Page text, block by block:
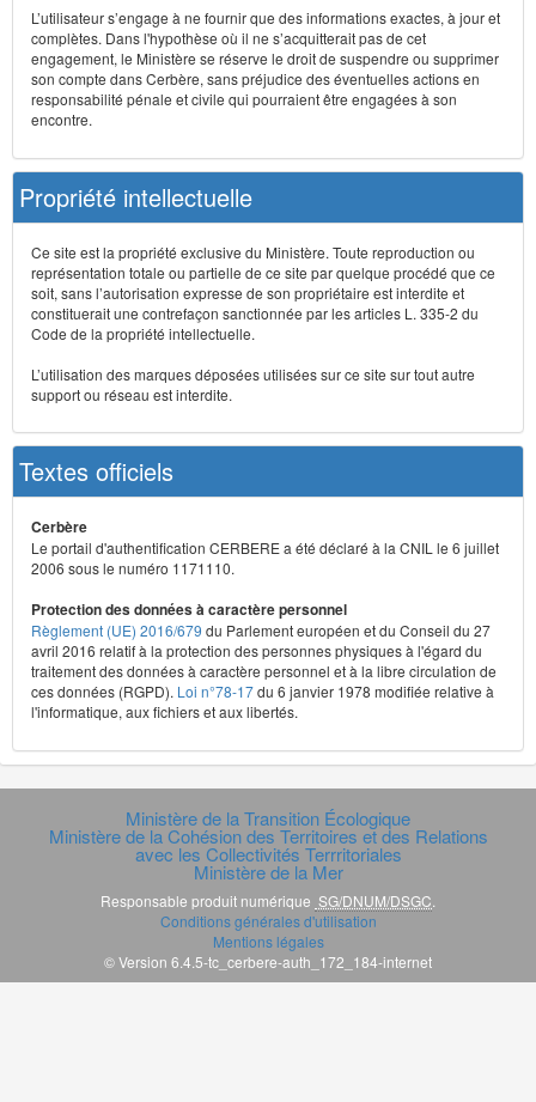
L’utilisateur s’engage à ne fournir que des informations exactes, à jour et
complètes. Dans l'hypothèse où il ne s’acquitterait pas de cet
engagement, le Ministère se réserve le droit de suspendre ou supprimer
son compte dans Cerbère, sans préjudice des éventuelles actions en
responsabilité pénale et civile qui pourraient être engagées à son
encontre.
Propriété intellectuelle
Ce site est la propriété exclusive du Ministère. Toute reproduction ou
représentation totale ou partielle de ce site par quelque procédé que ce
soit, sans l’autorisation expresse de son propriétaire est interdite et
constituerait une contrefaçon sanctionnée par les articles L. 335-2 du
Code de la propriété intellectuelle.
L’utilisation des marques déposées utilisées sur ce site sur tout autre
support ou réseau est interdite.
Textes officiels
Cerbère
Le portail d'authentification CERBERE a été déclaré à la CNIL le 6 juillet
2006 sous le numéro 1171110.
Protection des données à caractère personnel
Règlement (UE) 2016/679 du Parlement européen et du Conseil du 27
avril 2016 relatif à la protection des personnes physiques à l'égard du
traitement des données à caractère personnel et à la libre circulation de
ces données (RGPD). Loi n°78-17du 6 janvier 1978 modifiée relative à
l'informatique, aux fichiers et aux libertés.
Ministère de la Transition Écologique
Ministère de la Cohésion des Territoires et des Relations
avec les Collectivités Terrritoriales
Ministère de la Mer
Responsable produit numérique SG/DNUM/DSGC
Conditions générales d'utilisation
Mentions légales
© Version 6.4.5-tc_cerbere-auth_172_184-internet